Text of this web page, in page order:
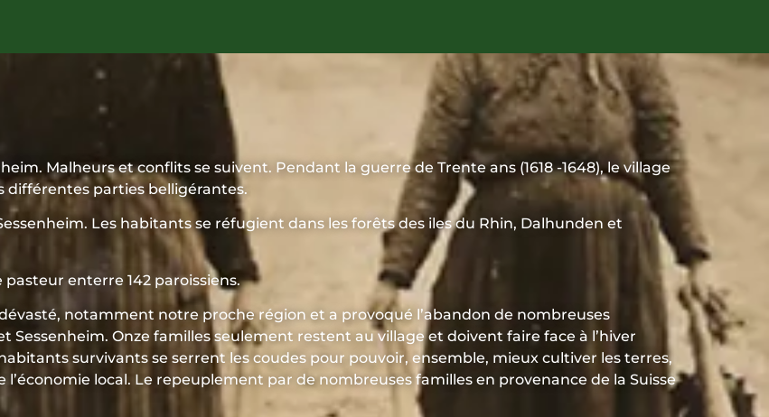
Malheurs et conflits se suivent. Pendant la guerre de Trente ans (1618 -1648), le village
différentes parties belligérantes.
Les habitants se réfugient dans les forêts des iles du Rhin, Dalhunden et
enterre 142 paroissiens.
notamment notre proche région et a provoqué l’abandon de nombreuses
Onze familles seulement restent au village et doivent faire face à l’hiver
survivants se serrent les coudes pour pouvoir, ensemble, mieux cultiver les terres,
local. Le repeuplement par de nombreuses familles en provenance de la Suisse